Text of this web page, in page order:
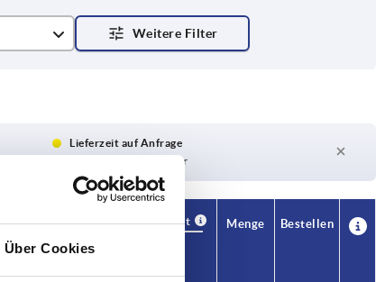
Über Cookies
Lieferzeit auf Anfrage
Derzeit nicht auf Lager
H1
CAD
Verfügbarkeit
Menge Bestellen